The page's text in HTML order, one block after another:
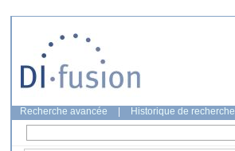
Recherche avancée Historique de recherche